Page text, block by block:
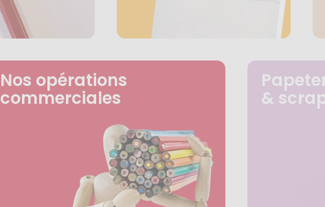
Nos opérations
commerciales &